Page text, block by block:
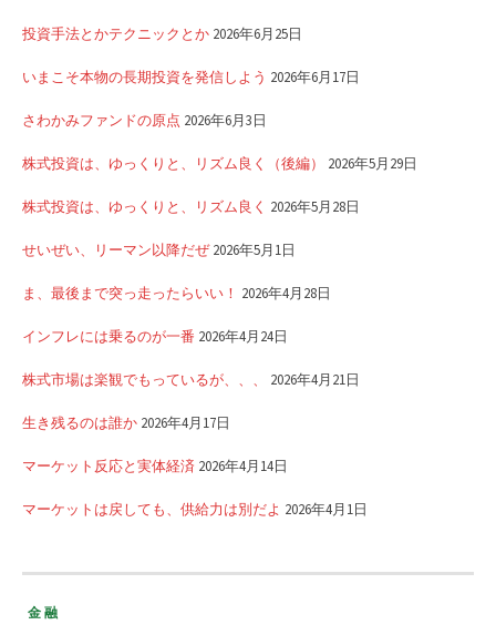
投資手法とかテクニックとか 2026年6月25日
いまこそ本物の長期投資を発信しよう 2026年6月17日
さわかみファンドの原点 2026年6月3日
株式投資は、ゆっくりと、リズム良く（後編） 2026年5月29日
株式投資は、ゆっくりと、リズム良く 2026年5月28日
せいぜい、リーマン以降だぜ2026年5月1日
ま、最後まで突っ走ったらいい！ 2026年4月28日
インフレには乗るのが一番 2026年4月24日
株式市場は楽観でもっているが、、、 2026年4月21日
生き残るのは誰か 2026年4月17日
マーケット反応と実体経済 2026年4月14日
マーケットは戻しても、供給力は別だよ 2026年4月1日
金融